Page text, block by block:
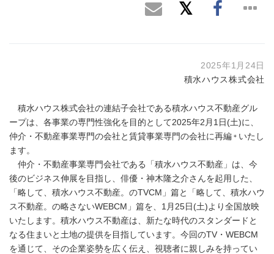
2025年1月24日
積水ハウス株式会社
積水ハウス株式会社の連結子会社である積水ハウス不動産グル
ープは、各事業の専門性強化を目的として2025年2月1日(土)に、
仲介・不動産事業専門の会社と賃貸事業専門の会社に再編 ＊ いたし
ます。
仲介・不動産事業専門会社である「積水ハウス不動産」は、今
後のビジネス伸展を目指し、俳優・神木隆之介さんを起用した、
「略して、積水ハウス不動産。のTVCM」篇と「略して、積水ハウ
ス不動産。の略さないWEBCM」篇を、1月25日(土)より全国放映
いたします。積水ハウス不動産は、新たな時代のスタンダードと
なる住まいと土地の提供を目指しています。今回のTV・WEBCM
を通じて、その企業姿勢を広く伝え、視聴者に親しみを持ってい